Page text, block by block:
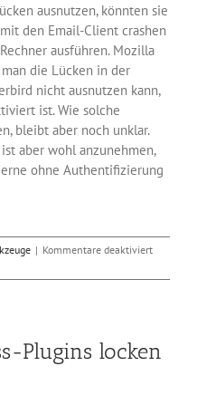
ausnutzen, könnten sie
den Email-Client crashen
ausführen. Mozilla
die Lücken in der
nicht ausnutzen kann,
ist. Wie solche
bleibt aber noch unklar.
aber wohl anzunehmen,
ohne Authentifizierung
| Kommentare deaktiviertfür
Plugins locken